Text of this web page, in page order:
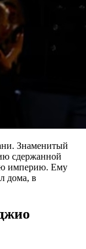
Знаменитый
сдержанной
империю. Ему
дома, в